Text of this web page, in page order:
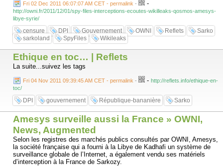
Fri 02 Dec 2011 06:07:07 AM CET - permalink - -
http://owni.fr/2011/12/01/spy-files-interceptions-ecoutes-wikilleaks-qosmos-amesys-
libye-syrie/
censure DPI Gouvernement OWNI Reflets
Sarko
sarkoland
SpyFiles Wikileaks
Ethique en toc… | Reflets
La suite...suivez les tags
Fri 04 Nov 2011 09:39:45 AM CET - permalink - - http://reflets.info/ethique-en-
toc/
DPI gouvernement République-bananière Sarko
Amesys surveille aussi la France » OWNI,
News, Augmented
Selon les registres des marchés publics consultés par OWNI, Amesys,
la société française qui a fourni à la Libye de Kadhafi un système de
surveillance globale de l’Internet, a également vendu ses matériels
d’interception à la France de Sarkozy.